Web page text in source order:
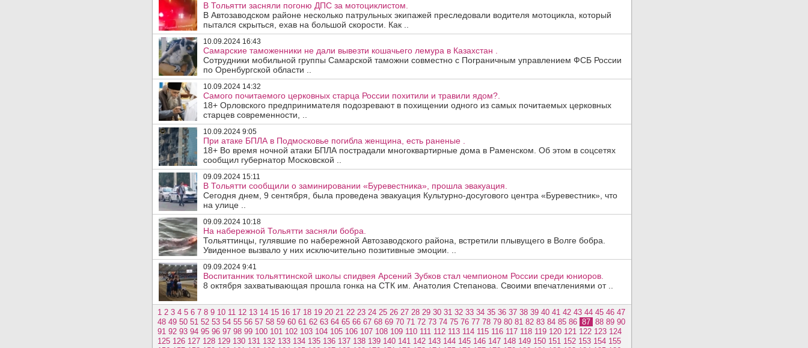
В Тольятти засняли погоню ДПС за мотоциклистом.
В Автозаводском районе несколько патрульных экипажей преследовали водителя мотоцикла, который
пытался скрыться, ехав на большой скорости. Как ..
10.09.2024 16:43
Самарские таможенники не дали вывезти кошачьего лемура в Казахстан .
Сотрудники мобильной группы Самарской таможни совместно с Пограничным управлением ФСБ России
по Оренбургской области ..
10.09.2024 14:32
Самого почитаемого церковных старца России похитили и травили ядом?.
18+ Орловского предпринимателя подозревают в похищении одного из самых почитаемых церковных
старцев современности, ..
10.09.2024 9:05
При атаке БПЛА в Подмосковье погибла женщина, есть раненые .
18+ Во время ночной атаки БПЛА пострадали многоквартирные дома в Раменском. Об этом в соцсетях
сообщил губернатор Московской ..
09.09.2024 15:11
В Тольятти сообщили о заминировании «Буревестника», прошла эвакуация.
Сегодня днем, 9 сентября, была проведена эвакуация Культурно-досугового центра «Буревестник», что
на улице ..
09.09.2024 10:18
На набережной Тольятти засняли бобра.
Тольяттинцы, гулявшие по набережной Автозаводского района, встретили плывущего в Волге бобра.
Увиденное вызвало у них исключительно позитивные эмоции. ..
09.09.2024 9:41
Воспитанник тольяттинской школы спидвея Арсений Зубков стал чемпионом России среди юниоров.
8 октября захватывающая прошла гонка на СТК им. Анатолия Степанова. Своими впечатлениями от ..
1 2 3 4 5 6 7 8 9 10 11 12 13 14 15 16 17 18 19 20 21 22 23 24 25 26 27 28 29 30 31 32 33 34 35 36 37 38 39 40 41 42 43 44 45 46 47
48 49 50 51 52 53 54 55 56 57 58 59 60 61 62 63 64 65 66 67 68 69 70 71 72 73 74 75 76 77 78 79 80 81 82 83 84 85 86 87 88 89 90
91 92 93 94 95 96 97 98 99 100 101 102 103 104 105 106 107 108 109 110 111 112 113 114 115 116 117 118 119 120 121 122 123 124
125 126 127 128 129 130 131 132 133 134 135 136 137 138 139 140 141 142 143 144 145 146 147 148 149 150 151 152 153 154 155